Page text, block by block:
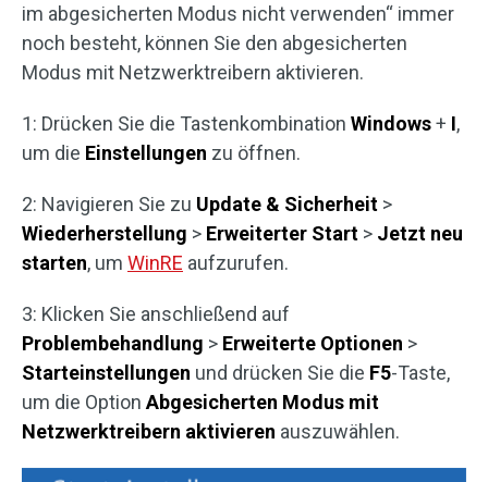
im abgesicherten Modus nicht verwenden“ immer
noch besteht, können Sie den abgesicherten
Modus mit Netzwerktreibern aktivieren.
1: Drücken Sie die Tastenkombination Windows+ I,
um die Einstellungen zu öffnen.
2: Navigieren Sie zu Update & Sicherheit >
Wiederherstellung > Erweiterter Start > Jetzt neu
starten, um WinRE aufzurufen.
3: Klicken Sie anschließend auf
Problembehandlung > Erweiterte Optionen >
Starteinstellungen und drücken Sie die F5-Taste,
um die Option Abgesicherten Modus mit
Netzwerktreibern aktivieren auszuwählen.